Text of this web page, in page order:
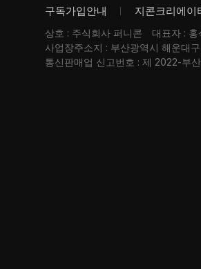
구독가입안내 지콘크리에이
상호 : 주식회사 퍼니콘 대표자 : 홍
사업장주소지 : 부산광역시 해운대
통신판매업 신고번호 : 제 2022-부